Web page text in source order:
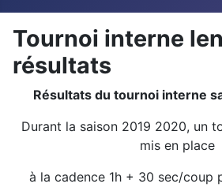
Tournoi interne
résultats
Résultats du tournoi interne
Durant la saison 2019 2020, un
mis en place
à la cadence 1h + 30 sec/coup